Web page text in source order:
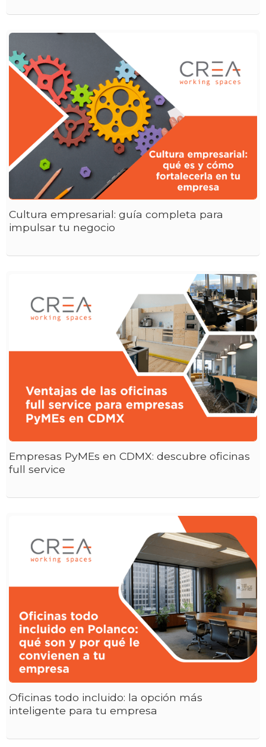
Cultura empresarial: guía completa para
impulsar tu negocio
Empresas PyMEs en CDMX: descubre oficinas
full service
Oficinas todo incluido: la opción más
inteligente para tu empresa